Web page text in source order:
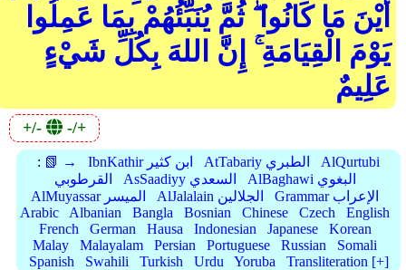
أَيْنَ مَا كَانُوا ۖ ثُمَّ يُنَبِّئُهُمْ بِمَا عَمِلُوا
يَوْمَ الْقِيَامَةِ ۚ إِنَّ اللهَ بِكُلِّ شَيْءٍ
عَلِيمٌ
+/- -/+
: 📗 → IbnKathir ابن كثير AtTabariy الطبري
AlQurtubi
القرطوبي
AsSaadiyy السعدي
AlBaghawi البغوي
AlMuyassar الميسر
AlJalalain الجلالين
Grammar الإعراب
Arabic
Albanian Bangla Bosnian Chinese Czech
English
French
German Hausa Indonesian Japanese
Korean
Malay
Malayalam Persian Portuguese Russian
Somali
Spanish
Swahili Turkish Urdu Yoruba Transliteration [+]